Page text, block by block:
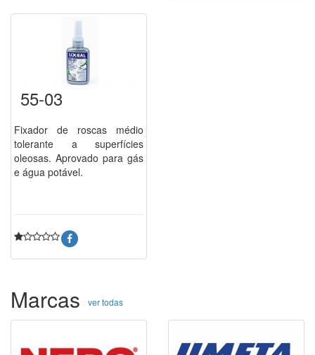
55-03
Fixador de roscas médio
tolerante a superfícies
oleosas. Aprovado para gás
e água potável.
Marcas ver todas